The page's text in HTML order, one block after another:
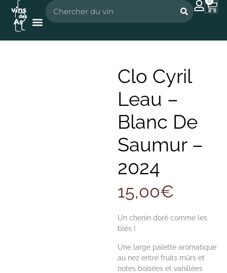
Clo Cyril
Leau –
Blanc De
Saumur –
2024
15,00€
Un chenin doré comme les
blés !
Une large palette aromatique
au nez entre fruits mûrs et
notes boisées et vanillées